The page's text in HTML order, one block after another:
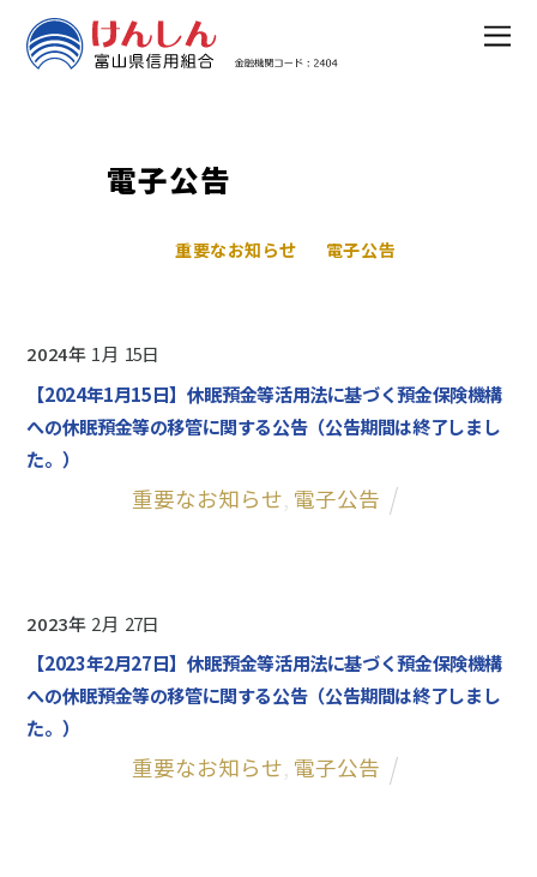
電子公告
重要なお知らせ 電子公告
2024 1 15
【2024年1月15日】休眠預金等活用法に基づく預金保険機構
への休眠預金等の移管に関する公告（公告期間は終了しまし
た。）
重要なお知らせ, 電子公告
2023 2 27
【2023年2月27日】休眠預金等活用法に基づく預金保険機構
への休眠預金等の移管に関する公告（公告期間は終了しまし
た。）
重要なお知らせ, 電子公告